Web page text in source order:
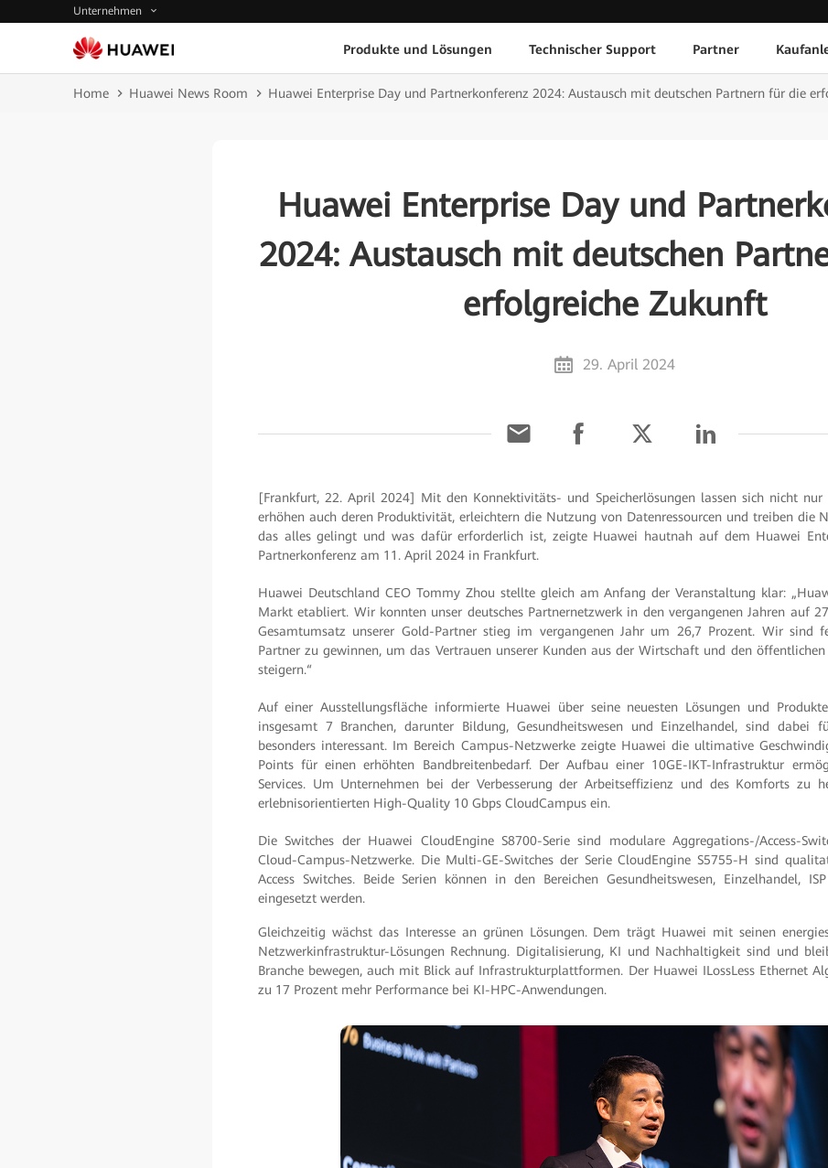
Unternehmen
Produkte und Lösungen Technischer Support Partner
Home Huawei News Room Huawei Enterprise Day und Partnerkonferenz 2024: Austausch mit deutschen Partnern für die
Huawei Enterprise Day und
2024: Austausch mit deutschen
erfolgreiche Zukunft
29. April 2024
[Frankfurt, 22. April 2024] Mit den Konnektivitäts- und Speicherlösungen lassen sich nicht nur
erhöhen auch deren Produktivität, erleichtern die Nutzung von Datenressourcen und treiben die
das alles gelingt und was dafür erforderlich ist, zeigte Huawei hautnah auf dem Huawei
Partnerkonferenz am 11. April 2024 in Frankfurt.
Huawei Deutschland CEO Tommy Zhou stellte gleich am Anfang der Veranstaltung klar:
Markt etabliert. Wir konnten unser deutsches Partnernetzwerk in den vergangenen Jahren auf
Gesamtumsatz unserer Gold-Partner stieg im vergangenen Jahr um 26,7 Prozent. Wir sind
Partner zu gewinnen, um das Vertrauen unserer Kunden aus der Wirtschaft und den
steigern.“
Auf einer Ausstellungsfläche informierte Huawei über seine neuesten Lösungen und
insgesamt 7 Branchen, darunter Bildung, Gesundheitswesen und Einzelhandel, sind dabei
besonders interessant. Im Bereich Campus-Netzwerke zeigte Huawei die ultimative
Points für einen erhöhten Bandbreitenbedarf. Der Aufbau einer 10GE-IKT-Infrastruktur
Services. Um Unternehmen bei der Verbesserung der Arbeitseffizienz und des Komforts zu
erlebnisorientierten High-Quality 10 Gbps CloudCampus ein.
Die Switches der Huawei CloudEngine S8700-Serie sind modulare Aggregations-/Access-
Cloud-Campus-Netzwerke. Die Multi-GE-Switches der Serie CloudEngine S5755-H sind
Access Switches. Beide Serien können in den Bereichen Gesundheitswesen, Einzelhandel,
eingesetzt werden.
Gleichzeitig wächst das Interesse an grünen Lösungen. Dem trägt Huawei mit seinen
Netzwerkinfrastruktur-Lösungen Rechnung. Digitalisierung, KI und Nachhaltigkeit sind und
Branche bewegen, auch mit Blick auf Infrastrukturplattformen. Der Huawei ILossLess Ethernet
zu 17 Prozent mehr Performance bei KI-HPC-Anwendungen.